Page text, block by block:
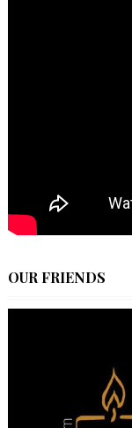
OUR FRIENDS